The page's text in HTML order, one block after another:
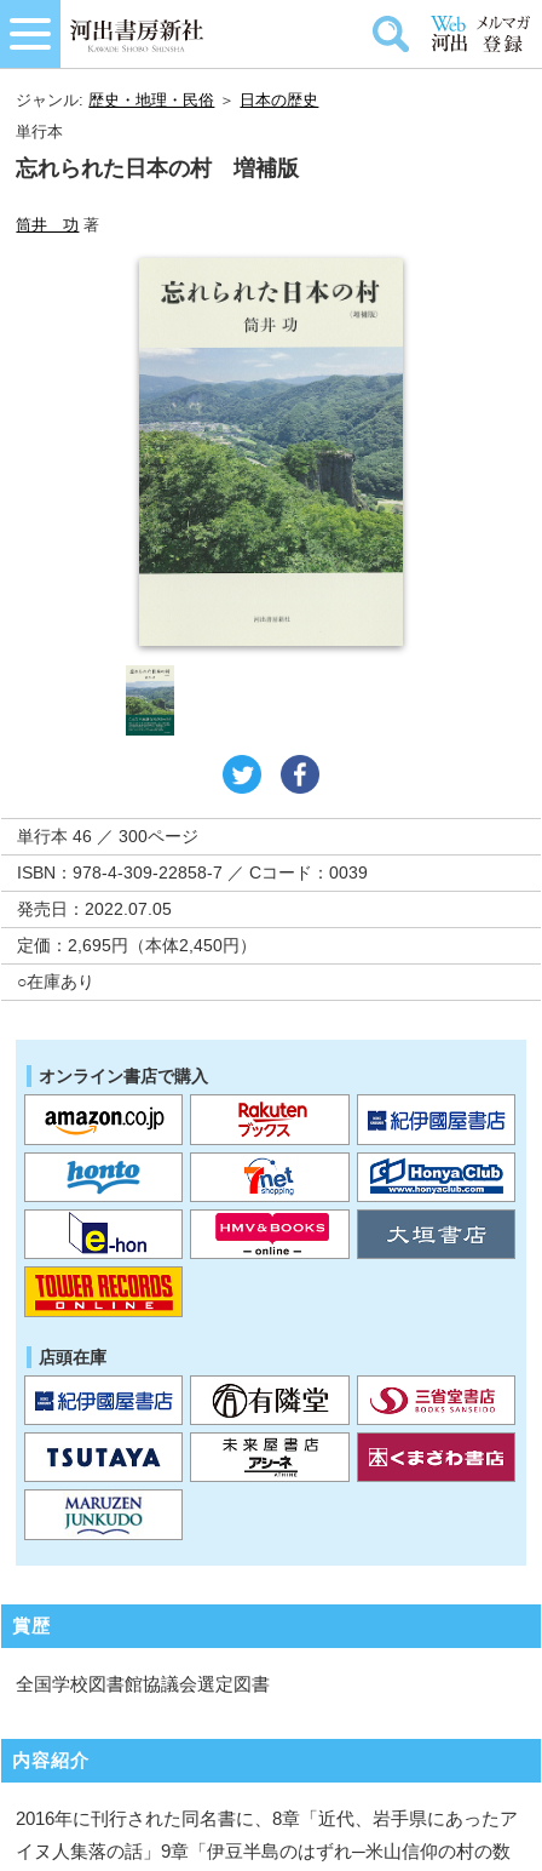
ジャンル:歴史・地理・民俗 ＞
日本の歴史
単行本
忘れられた日本の村 増補版
筒井 功 著
単行本 46 ／ 300ページ
ISBN：978-4-309-22858-7 ／ Cコード：0039
発売日：2022.07.05
定価：2,695円（本体2,450円）
○在庫あり
オンライン書店で購入
店頭在庫
賞歴
全国学校図書館協議会選定図書
内容紹介
2016年に刊行された同名書に、8章「近代、岩手県にあったア
イヌ人集落の話」9章「伊豆半島のはずれ─米山信仰の村の数